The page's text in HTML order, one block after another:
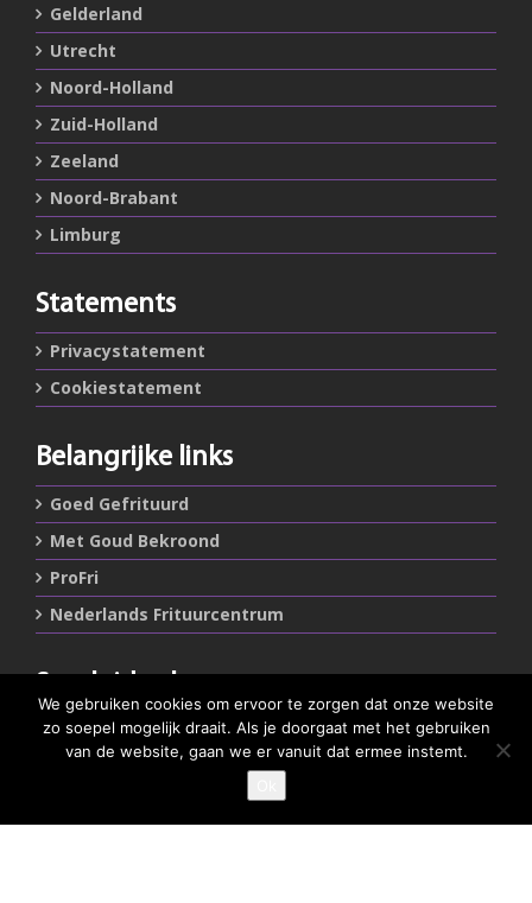
GEEF JE SMULSCORE
Gelderland
Utrecht
Noord-Holland
Zuid-Holland
Zeeland
Noord-Brabant
Limburg
Statements
Privacystatement
Cookiestatement
Belangrijke links
Goed Gefrituurd
Met Goud Bekroond
ProFri
Nederlands Frituurcentrum
Nederlands Frituurcentrum
Blaarthemseweg 72
T :040-7200900 (optie 2)
We gebruiken cookies om ervoor te zorgen dat onze website
zo soepel mogelijk draait. Als je doorgaat met het gebruiken
van de website, gaan we er vanuit dat ermee instemt.